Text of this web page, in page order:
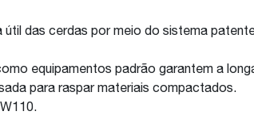
das cerdas por meio do sistema
equipamentos padrão garantem a
para raspar materiais compactados.